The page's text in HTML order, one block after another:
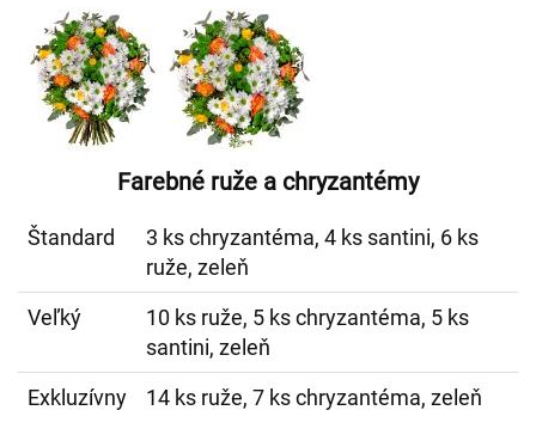
Farebné ruže a chryzantémy
Štandard
3 ks chryzantéma, 4 ks santini, 6 ks
ruže, zeleň
Veľký
10 ks ruže, 5 ks chryzantéma, 5 ks
santini, zeleň
Exkluzívny
14 ks ruže, 7 ks chryzantéma, zeleň